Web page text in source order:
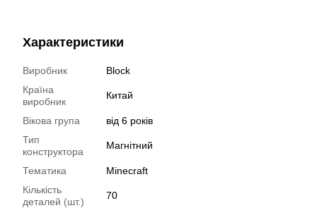
Характеристики
Виробник
Block
Країна
виробник
Китай
Вікова група
від 6 років
Тип
конструктора
Магнітний
Тематика
Minecraft
Кількість
деталей (шт.)
70